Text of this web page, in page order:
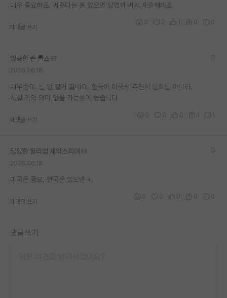
매우 중요하죠. 써준다는 분 있으면 당연히 써서 제출해야죠
대댓글 쓰기
엉뚱한 존 롤스
매우중요..는 안 할거 같네요. 한국이 미국식 추천서 문화는 아니라.
사실 거의 의미 없을 가능성이 높습니다
대댓글 쓰기
당당한 윌리엄 셰익스피어
미국은 중요, 한국은 있으면 +.
대댓글 쓰기
댓글쓰기